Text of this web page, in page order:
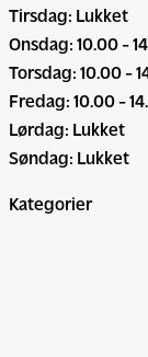
Tirsdag: Lukket
Onsdag: 10.00 -
Torsdag: 10.00 -
Fredag: 10.00 -
Lørdag: Lukket
Søndag: Lukket
Kategorier